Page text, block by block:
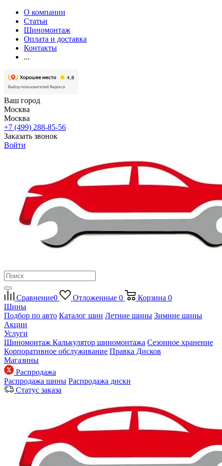
О компании
Статьи
Шиномонтаж
Оплата и доставка
Контакты
...
Ваш город
Москва
Москва
+7 (499) 288-85-56
Заказать звонок
Войти
Сравнение0 Отложенные 0 Корзина 0
Шины
Подбор по авто Каталог шин Летние шины Зимние шины
Акции
Услуги
Шиномонтаж Калькулятор шиномонтажа Сезонное хранение
Корпоративное обслуживание Правка Дисков
Магазины
Распродажа
Распродажа шины Распродажа диски
Статус заказа